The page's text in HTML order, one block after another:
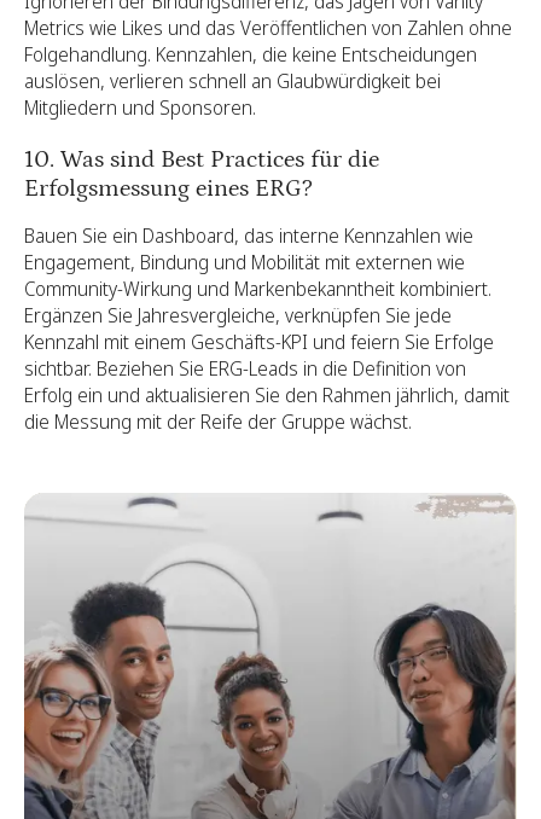
Metrics wie Likes und das Veröffentlichen von Zahlen ohne
Folgehandlung. Kennzahlen, die keine Entscheidungen
auslösen, verlieren schnell an Glaubwürdigkeit bei
Mitgliedern und Sponsoren.
10. Was sind Best Practices für die
Erfolgsmessung eines ERG?
Bauen Sie ein Dashboard, das interne Kennzahlen wie
Engagement, Bindung und Mobilität mit externen wie
Community-Wirkung und Markenbekanntheit kombiniert.
Ergänzen Sie Jahresvergleiche, verknüpfen Sie jede
Kennzahl mit einem Geschäfts-KPI und feiern Sie Erfolge
sichtbar. Beziehen Sie ERG-Leads in die Definition von
Erfolg ein und aktualisieren Sie den Rahmen jährlich, damit
die Messung mit der Reife der Gruppe wächst.